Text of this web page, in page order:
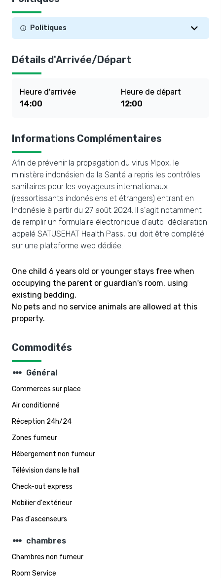
Politiques
Détails d'Arrivée/Départ
Heure d'arrivée
14:00
Heure de départ
12:00
Informations Complémentaires
Afin de prévenir la propagation du virus Mpox, le
ministère indonésien de la Santé a repris les contrôles
sanitaires pour les voyageurs internationaux
(ressortissants indonésiens et étrangers) entrant en
Indonésie à partir du 27 août 2024. Il s'agit notamment
de remplir un formulaire électronique d'auto-déclaration
appelé SATUSEHAT Health Pass, qui doit être complété
sur une plateforme web dédiée.
One child 6 years old or younger stays free when
occupying the parent or guardian's room, using
existing bedding.
No pets and no service animals are allowed at this
property.
Commodités
steppers Général
Commerces sur place
Air conditionné
Réception 24h/24
Zones fumeur
Hébergement non fumeur
Télévision dans le hall
Check-out express
Mobilier d'extérieur
Pas d'ascenseurs
steppers chambres
Chambres non fumeur
Room Service